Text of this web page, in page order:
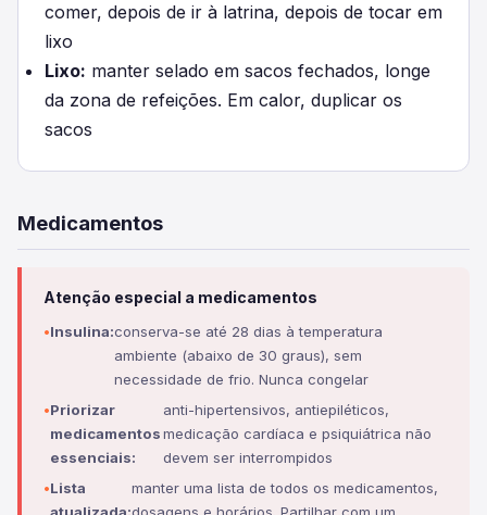
comer, depois de ir à latrina, depois de tocar em
lixo
Lixo: manter selado em sacos fechados, longe
da zona de refeições. Em calor, duplicar os
sacos
Medicamentos
Atenção especial a medicamentos
Insulina:conserva-se até 28 dias à temperatura
ambiente (abaixo de 30 graus), sem
necessidade de frio. Nunca congelar
Priorizar
medicamentos
essenciais:
anti-hipertensivos, antiepiléticos,
medicação cardíaca e psiquiátrica não
devem ser interrompidos
Lista
manter uma lista de todos os medicamentos,